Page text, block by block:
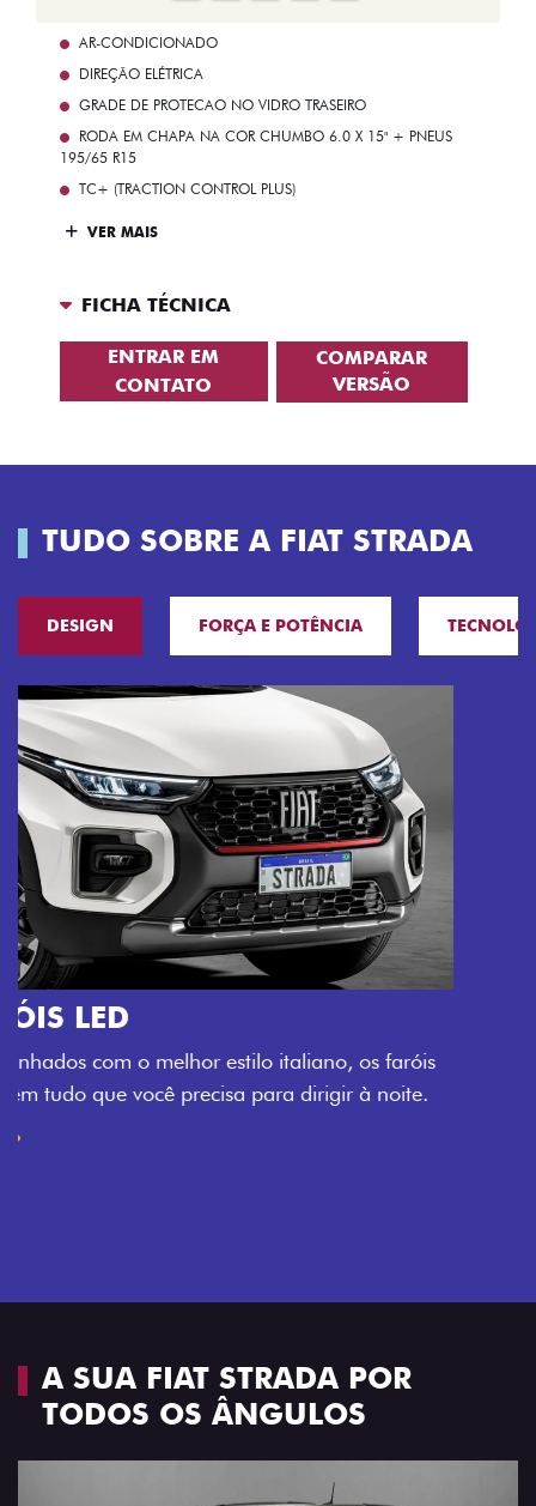
AR-CONDICIONADO
DIREÇÃO ELÉTRICA
GRADE DE PROTECAO NO VIDRO TRASEIRO
RODA EM CHAPA NA COR CHUMBO 6.0 X 15" + PNEUS
195/65 R15
TC+ (TRACTION CONTROL PLUS)
VER MAIS
FICHA TÉCNICA
ENTRAR EM
CONTATO
COMPARAR
VERSÃO
TUDO SOBRE A FIAT STRADA
DESIGN FORÇA E POTÊNCIA
O VERDADEIRO 5 LUGARES E 4
PORTAS
Todo mundo pode viajar confortável na Fiat Strada,
que conta com cabine dupla de 5 lugares e 4 portas.
A SUA FIAT STRADA POR
TODOS OS ÂNGULOS